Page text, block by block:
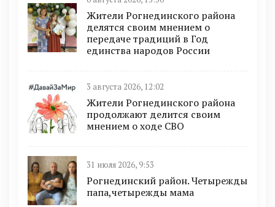
Жители Рогнединского района
делятся своим мнением о
передаче традиций в Год
единства народов России
3 августа 2026, 12:02
Жители Рогнединского района
продолжают делится своим
мнением о ходе СВО
31 июля 2026, 9:53
Рогнединский район. Четырежды
папа,четырежды мама